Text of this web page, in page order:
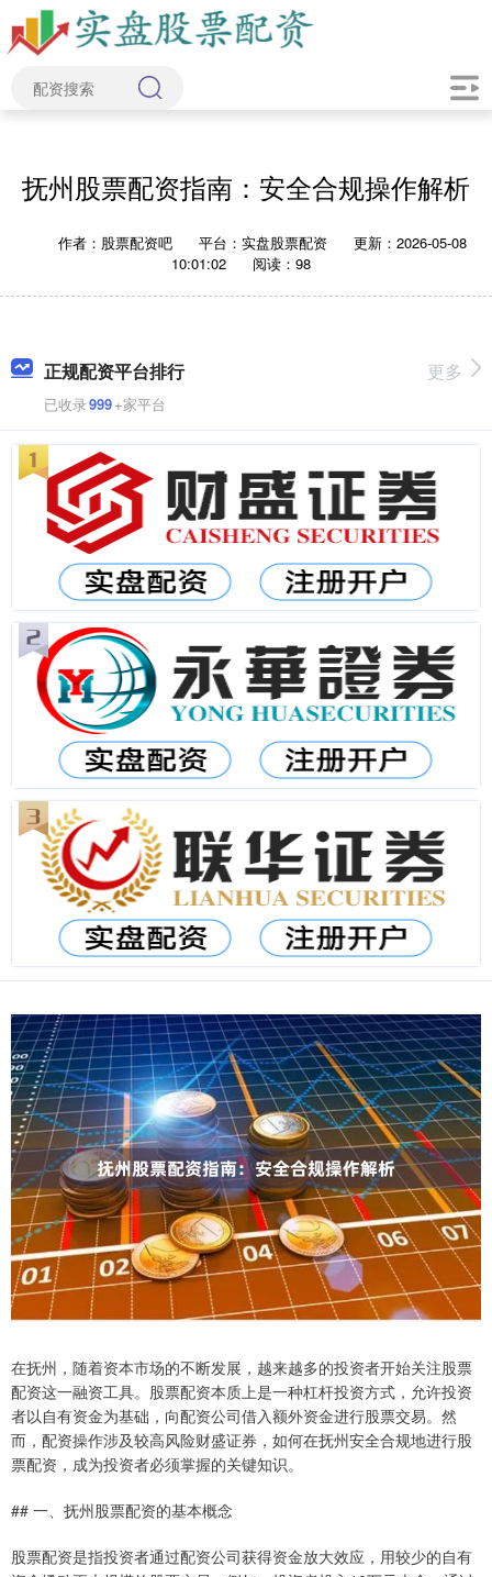
抚州股票配资指南：安全合规操作解析
作者：股票配资吧 平台：实盘股票配资
更新：2026-05-08
10:01:02
阅读：98
正规配资平台排行
已收录999+家平台
更多
在抚州，随着资本市场的不断发展，越来越多的投资者开始关注股票
配资这一融资工具。股票配资本质上是一种杠杆投资方式，允许投资
者以自有资金为基础，向配资公司借入额外资金进行股票交易。然
而，配资操作涉及较高风险财盛证券，如何在抚州安全合规地进行股
票配资，成为投资者必须掌握的关键知识。
## 一、抚州股票配资的基本概念
股票配资是指投资者通过配资公司获得资金放大效应，用较少的自有